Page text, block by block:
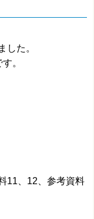
した。
。
料11、12、参考資料